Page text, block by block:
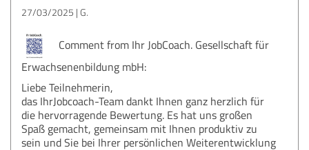
27/03/2025 G.
Comment from Ihr JobCoach. Gesellschaft für
Erwachsenenbildung mbH:
Liebe Teilnehmerin,
das IhrJobcoach-Team dankt Ihnen ganz herzlich für
die hervorragende Bewertung. Es hat uns großen
Spaß gemacht, gemeinsam mit Ihnen produktiv zu
sein und Sie bei Ihrer persönlichen Weiterentwicklung